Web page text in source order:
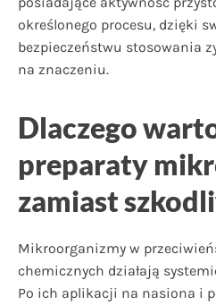
określonego procesu, dzięki
bezpieczeństwu stosowania
na znaczeniu.
Dlaczego
preparaty
zamiast
Mikroorganizmy w
chemicznych działają
Po ich aplikacji na nasiona i